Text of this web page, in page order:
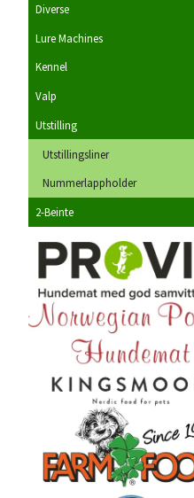
Diverse
Lure Machines
Kennel
Valp
Utstilling
Utstillingsliner
Nummerlappholder
2-Beinte